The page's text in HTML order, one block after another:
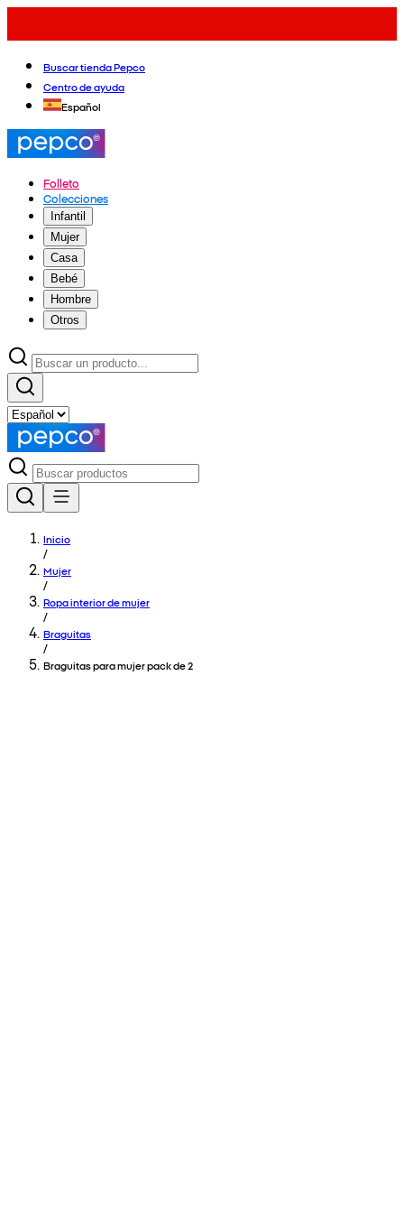
Buscar tienda Pepco
Centro de ayuda
Español
Folleto
Colecciones
Infantil
Mujer
Casa
Bebé
Hombre
Otros
Inicio
/
Mujer
/
Ropa interior de mujer
/
Braguitas
/
Braguitas para mujer pack de 2